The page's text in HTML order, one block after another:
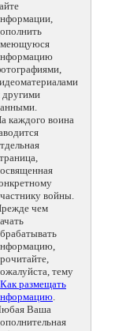
другими
каждого воина
войны.
чем
тему
Как размещать
.
Ваша